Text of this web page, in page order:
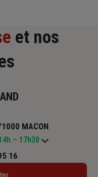
et nos
MACON
Ouvert 09h – 12h / 14h – 17h30
– 17h30
16